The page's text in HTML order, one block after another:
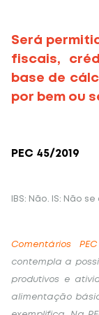
Será
fiscais,
base de
por bem ou
PEC 45/2019
IBS: Não. IS: Não se
Comentários
contempla a
produtivos e
alimentação